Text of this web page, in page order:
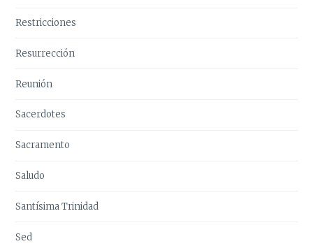
Restricciones
Resurrección
Reunión
Sacerdotes
Sacramento
Saludo
Santísima Trinidad
Sed